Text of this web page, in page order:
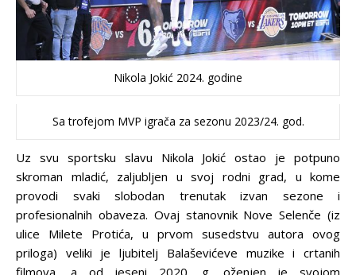
Nikola Jokić 2024. godine
Sa trofejom MVP igrača za sezonu 2023/24. god.
Uz svu sportsku slavu Nikola Jokić ostao je potpuno
skroman mladić, zaljubljen u svoj rodni grad, u kome
provodi svaki slobodan trenutak izvan sezone i
profesionalnih obaveza. Ovaj stanovnik Nove Selenče (iz
ulice Milete Protića, u prvom susedstvu autora ovog
priloga) veliki je ljubitelj Balaševićeve muzike i crtanih
filmova, a od jeseni 2020. g. oženjen je svojom